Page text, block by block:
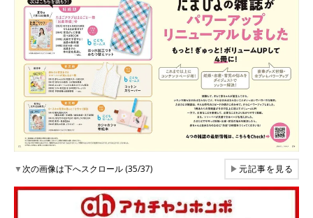
▼次の画像は下へスクロール (35/37) ▶元記事を見る